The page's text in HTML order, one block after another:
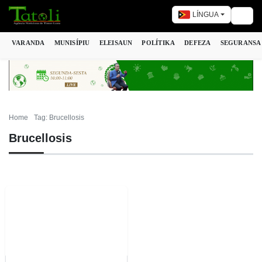
LÍNGUA
VARANDA MUNISÍPIU ELEISAUN POLÍTIKA DEFEZA SEGURANSA
Home Tag: Brucellosis
Brucellosis